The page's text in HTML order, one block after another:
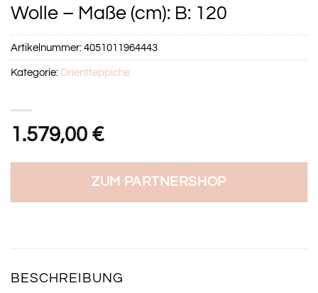
Wolle – Maße (cm): B: 120
1.579,00 €
ZUM PARTNERSHOP
Artikelnummer:4051011964443
Kategorie:Orientteppiche
BESCHREIBUNG